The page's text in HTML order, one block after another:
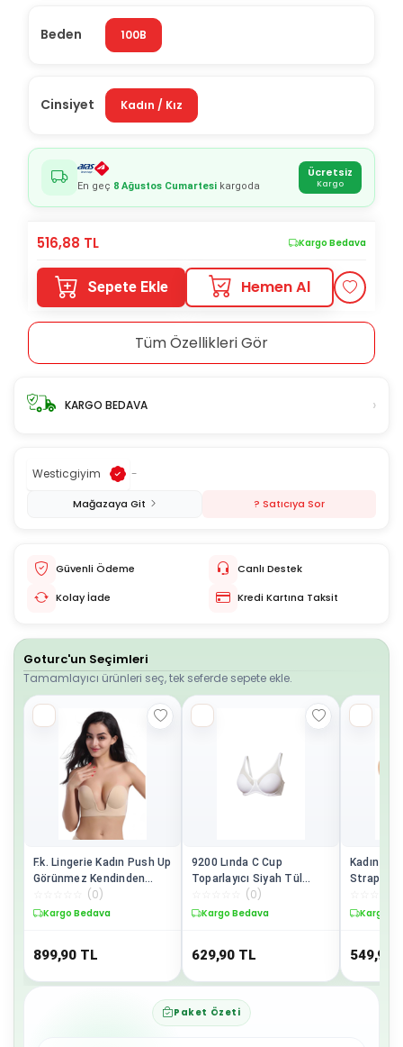
Beden 100B
Cinsiyet Kadın / Kız
En geç 8 Ağustos Cumartesi kargoda
Ücretsiz
Kargo
516,88 TL Kargo Bedava
Sepete Ekle Hemen Al
Tüm Özellikleri Gör
KARGO BEDAVA ›
Westicgiyim -
Mağazaya Git ? Satıcıya Sor
Güvenli Ödeme
Canlı Destek
Kolay İade
Kredi Kartına Taksit
Goturc'un Seçimleri
Tamamlayıcı ürünleri seç, tek seferde sepete ekle.
F.k. Lingerie Kadın Push Up
Görünmez Kendinden
Yapışkanlı Hayalet
Büstiyer Sütyen
(0)
Kargo Bedava
899,90 TL
9200 Lında C Cup
Toparlayıcı Siyah Tül
Kaplı Soft Sütyen
(0)
Kargo Bedava
629,90 TL
Kadın
Straplez
Hayalet
Kargo
549,90
Paket Özeti